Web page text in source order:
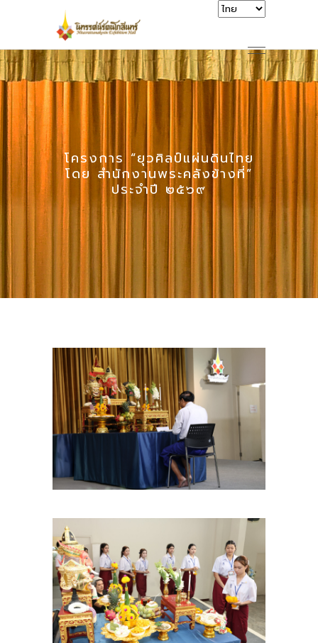
โครงการ “ยุวศิลป์แผ่นดินไทย
โดย สำนักงานพระคลังข้างที่”
ประจำปี ๒๕๖๙